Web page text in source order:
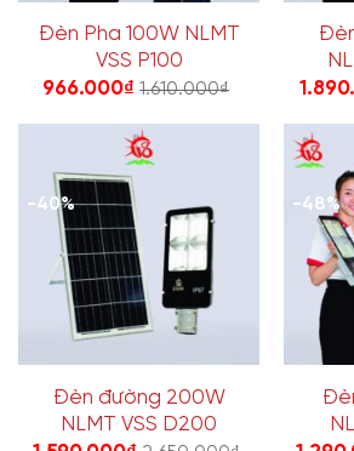
Đèn Pha 100W NLMT
VSS P100
966.000₫ 1.610.000₫
-40%
Đèn đường 200W
NLMT VSS D200
-48%